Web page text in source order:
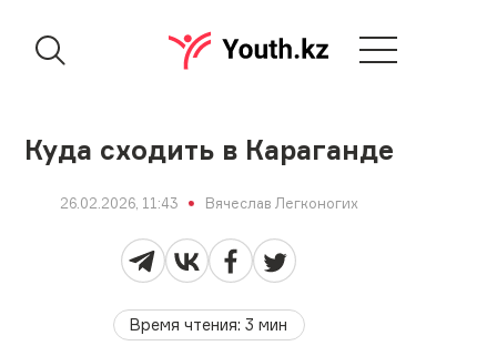
Куда сходить в Караганде
26.02.2026, 11:43 Вячеслав Легконогих
Время чтения:3 мин